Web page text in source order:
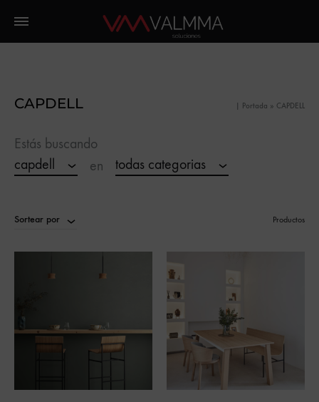
CAPDELL | Portada » CAPDELL
Estás buscando
capdell
en todas categorias
Sortear por Productos